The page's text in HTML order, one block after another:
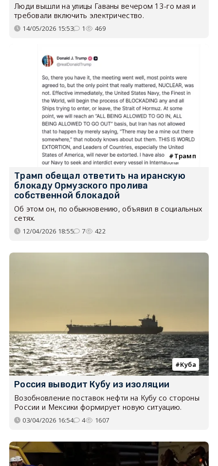
Люди вышли на улицы Гаваны вечером 13-го мая и
требовали включить электричество.
14/05/2026 15:53 1 469
Трамп
Трамп обещал ответить на иранскую
блокаду Ормузского пролива
собственной блокадой
Об этом он, по обыкновению, объявил в социальных
сетях.
12/04/2026 18:55 7 422
Куба
Россия выводит Кубу из изоляции
Возобновление поставок нефти на Кубу со стороны
России и Мексики формирует новую ситуацию.
03/04/2026 16:54 4 1607